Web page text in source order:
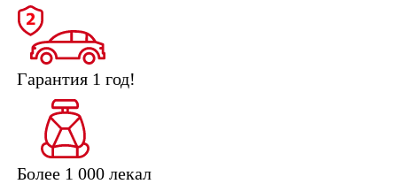
Гарантия 1 год!
Более 1 000 лекал